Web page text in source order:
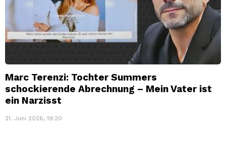
Marc Terenzi: Tochter Summers
schockierende Abrechnung – Mein Vater ist
ein Narzisst
21. Juni 2026, 19:20